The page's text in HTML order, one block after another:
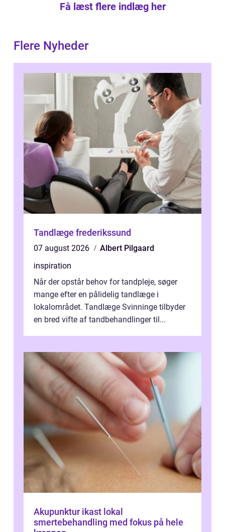
Få læst flere indlæg her
Flere Nyheder
Tandlæge frederikssund
07 august 2026
Albert Pilgaard
inspiration
Når der opstår behov for tandpleje, søger
mange efter en pålidelig tandlæge i
lokalområdet. Tandlæge Svinninge tilbyder
en bred vifte af tandbehandlinger til...
Akupunktur ikast lokal
smertebehandling med fokus på hele